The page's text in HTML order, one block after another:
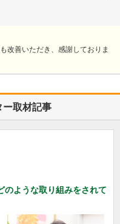
改善いただき、感謝しておりま
ー取材記事
ような取り組みをされて